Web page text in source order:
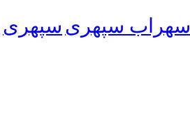
سهراب سپهری سپهری